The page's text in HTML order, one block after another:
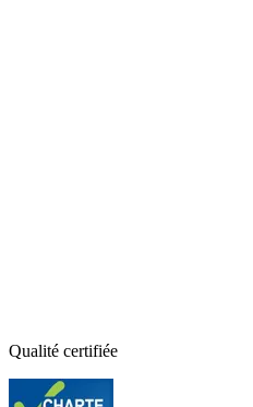
Qualité certifiée